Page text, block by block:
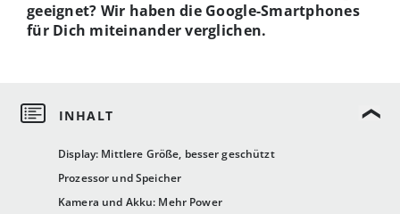
Display: Mittlere Größe, besser geschützt
Prozessor und Speicher
Kamera und Akku: Mehr Power
geeignet? Wir haben die Google-Smartphones
für Dich miteinander verglichen.